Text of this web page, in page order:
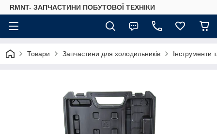
RMNT- ЗАПЧАСТИНИ ПОБУТОВОЇ ТЕХНІКИ
Товари Запчастини для холодильників Інструменти